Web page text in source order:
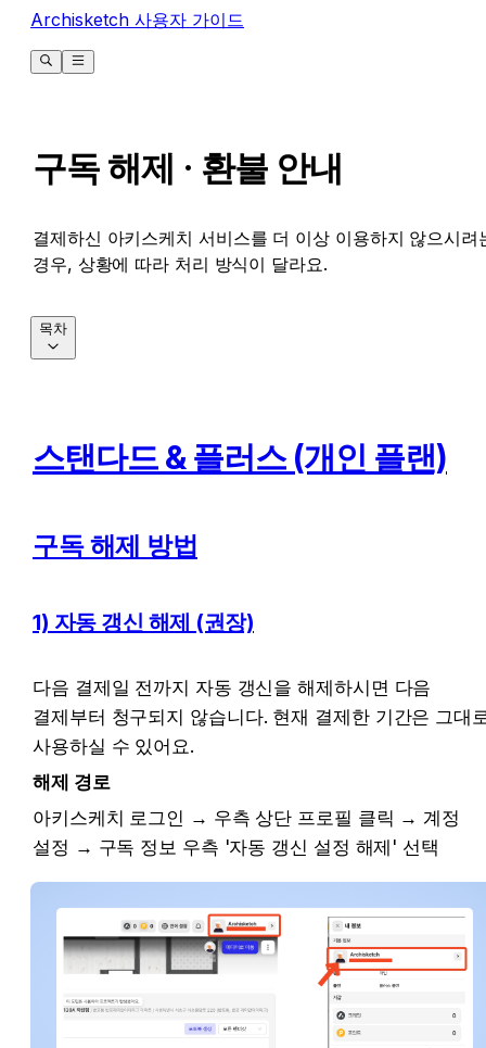
Archisketch 사용자 가이드
구독 해제 · 환불 안내
결제하신 아키스케치 서비스를 더 이상 이용하지 않으시려
경우, 상황에 따라 처리 방식이 달라요.
스탠다드 & 플러스 (개인 플랜)
구독 해제 방법
1) 자동 갱신 해제 (권장)
다음 결제일 전까지 자동 갱신을 해제하시면 다음
결제부터 청구되지 않습니다. 현재 결제한 기간은 그대
사용하실 수 있어요.
해제 경로
아키스케치 로그인 → 우측 상단 프로필 클릭 → 계정
설정 → 구독 정보 우측 '자동 갱신 설정 해제' 선택
목차